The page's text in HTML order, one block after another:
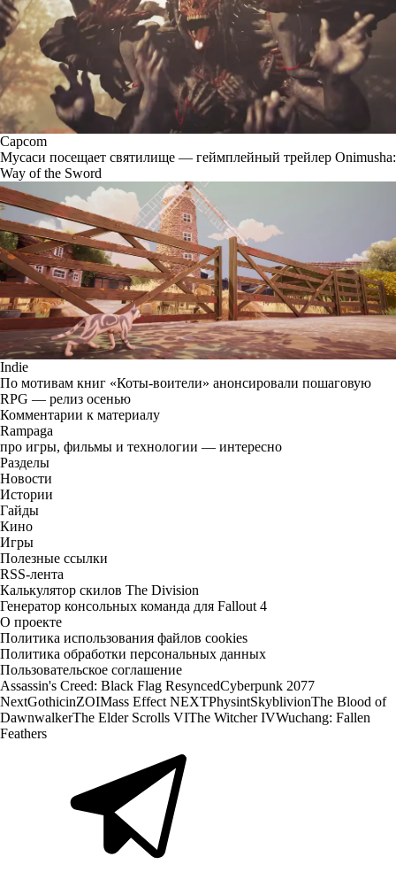
Capcom
Мусаси посещает святилище — геймплейный трейлер Onimusha:
Way of the Sword
Indie
По мотивам книг «Коты-воители» анонсировали пошаговую
RPG — релиз осенью
Комментарии к материалу
Rampaga
про игры, фильмы и технологии — интересно
Разделы
Новости
Истории
Гайды
Кино
Игры
Полезные ссылки
RSS-лента
Калькулятор скилов The Division
Генератор консольных команда для Fallout 4
О проекте
Политика использования файлов cookies
Политика обработки персональных данных
Пользовательское соглашение
Assassin's Creed: Black Flag ResyncedCyberpunk 2077
NextGothicinZOIMass Effect NEXTPhysintSkyblivionThe Blood of
DawnwalkerThe Elder Scrolls VIThe Witcher IVWuchang: Fallen
Feathers